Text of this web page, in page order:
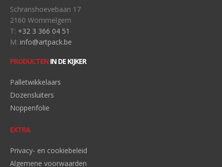
Schranshoevebaan 17
2160 Wommelgem
T: +32 3 366 04 51
M: info@artpack.be
PRODUCTEN IN DE KIJKER
Palletwikkelaars
Dozensluiters
Noppenfolie
EXTRA
Privacy- en cookiebeleid
Algemene voorwaarden